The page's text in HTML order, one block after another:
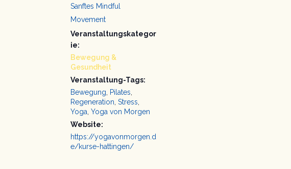
Sanftes Mindful
Movement
Veranstaltungskategor
ie:
Bewegung &
Gesundheit
Veranstaltung-Tags:
Bewegung
Pilates
Regeneration Stress
Yoga Yoga von Morgen
Website:
https://yogavonmorgen.d
e/kurse-hattingen/